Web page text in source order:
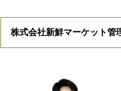
株式会社新鮮マーケット